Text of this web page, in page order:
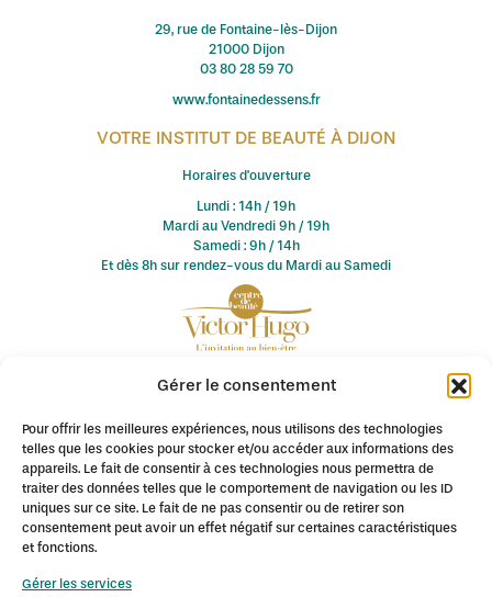
Gérer le consentement
Pour offrir les meilleures expériences, nous utilisons des technologies
telles que les cookies pour stocker et/ou accéder aux informations des
appareils. Le fait de consentir à ces technologies nous permettra de
traiter des données telles que le comportement de navigation ou les ID
uniques sur ce site. Le fait de ne pas consentir ou de retirer son
consentement peut avoir un effet négatif sur certaines caractéristiques
et fonctions.
Gérer les services
29, rue de Fontaine-lès-Dijon
21000 Dijon
03 80 28 59 70
www.fontainedessens.fr
VOTRE INSTITUT DE BEAUTÉ À DIJON
Horaires d'ouverture
Lundi : 14h / 19h
Mardi au Vendredi 9h / 19h
Samedi : 9h / 14h
Et dès 8h sur rendez-vous du Mardi au Samedi
© 2026 Fontaine des Sens / Centre de Beauté Victor Hugo. Tous
droits réservés.
Création de site internet à Dijon : Pagin'Up
Mentions légales-Conditions de vente-Politique de
confidentialité
L'institut de Beauté Fontaine des Sens à Dijon est spécialisé en